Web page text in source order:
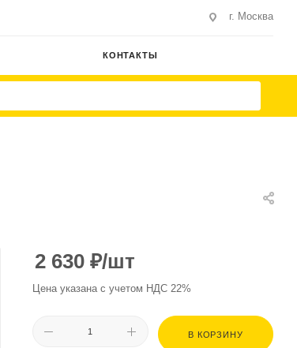
г. Москва
КОНТАКТЫ
2 630 ₽/шт
Цена указана с учетом НДС 22%
В КОРЗИНУ